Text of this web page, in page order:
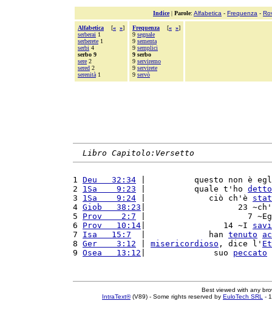
Indice| Parole: Alfabetica - Frequenza -
Alfabetica [« »]
serberai 1
serberete 1
serbi 4
serbo 9
sere 2
sered 2
serenità 1
Frequenza [« »]
9 segnale
9 sementa
9 semplici
9 serbo
9 serviremo
9 servirete
9 servò
Libro Capitolo:Versetto
1 Deu   32:34 |          questo non è
2 1Sa    9:23 |          quale t'ho detto
3 1Sa    9:24 |             ciò ch'è
4 Giob   38:23 |                   23
5 Prov    2:7 |                     7
6 Prov   10:14 |                14 ~I savi
7 Isa   15:7
  |             han
tenuto
8 Ger    3:12 misericordioso , dice l'
9 Osea   13:12 |              suo peccato
Best viewed with any
IntraText®(V89) - Some rights reserved by EuloTech SRL -